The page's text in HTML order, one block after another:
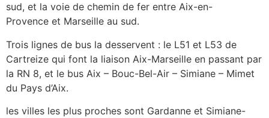
sud, et la voie de chemin de fer entre Aix-en-
Provence et Marseille au sud.
Trois lignes de bus la desservent : le L51 et L53 de
Cartreize qui font la liaison Aix-Marseille en passant par
la RN 8, et le bus Aix – Bouc-Bel-Air – Simiane – Mimet
du Pays d’Aix.
les villes les plus proches sont Gardanne et Simiane-